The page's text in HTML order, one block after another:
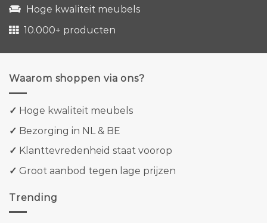
Hoge kwaliteit meubels
10.000+ producten
Waarom shoppen via ons?
✓ Hoge kwaliteit meubels
✓ Bezorging in NL & BE
✓ Klanttevredenheid staat voorop
✓ Groot aanbod tegen lage prijzen
Trending